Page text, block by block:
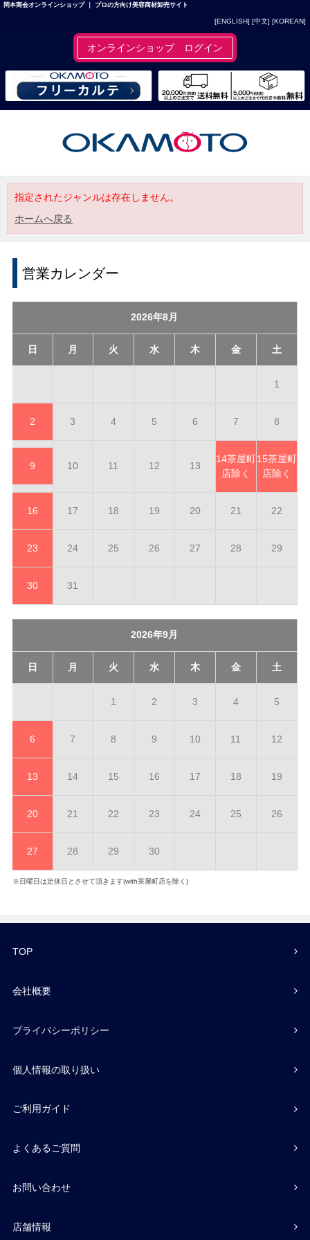
岡本商会オンラインショップ ｜ プロの方向け美容商材卸売サイト
[ENGLISH] [中文] [KOREAN]
オンラインショップ ログイン
指定されたジャンルは存在しません。
ホームへ戻る
営業カレンダー
2026年8月
日 月 火 水 木 金 土
1
2 3 4 5 6 7 8
9 10 11 12 13
14茶屋町
店除く
15茶屋町
店除く
16 17 18 19 20 21 22
23 24 25 26 27 28 29
30 31
2026年9月
日 月 火 水 木 金 土
1 2 3 4 5
6 7 8 9 10 11 12
13 14 15 16 17 18 19
20 21 22 23 24 25 26
27 28 29 30
※日曜日は定休日とさせて頂きます(with茶屋町店を除く)
TOP
会社概要
プライバシーポリシー
個人情報の取り扱い
ご利用ガイド
よくあるご質問
お問い合わせ
店舗情報